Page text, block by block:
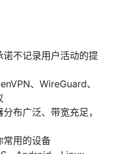
不记录用户活动的提
、WireGuard、
布广泛、带宽充足，
常用的设备